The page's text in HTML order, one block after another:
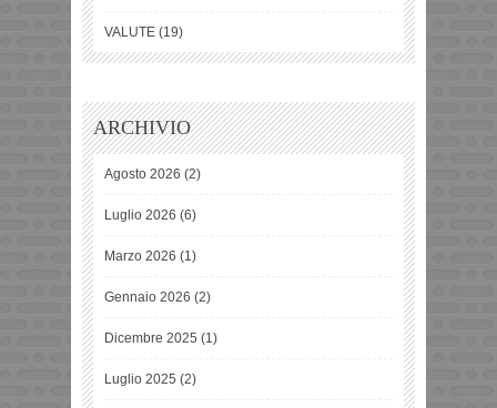
VALUTE (19)
ARCHIVIO
Agosto 2026 (2)
Luglio 2026 (6)
Marzo 2026 (1)
Gennaio 2026 (2)
Dicembre 2025 (1)
Luglio 2025 (2)